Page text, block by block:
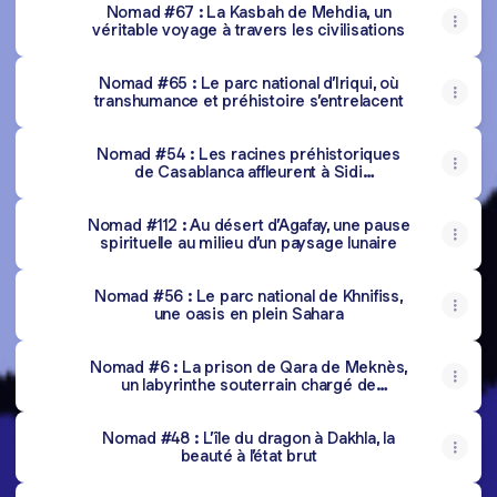
Nomad #67 : La Kasbah de Mehdia, un
véritable voyage à travers les civilisations
Nomad #65 : Le parc national d’Iriqui, où
transhumance et préhistoire s’entrelacent
Nomad #54 : Les racines préhistoriques
de Casablanca affleurent à Sidi
Nomad #112 : Au désert d’Agafay, une pause
spirituelle au milieu d’un paysage lunaire
Nomad #56 : Le parc national de Khnifiss,
une oasis en plein Sahara
Nomad #6 : La prison de Qara de Meknès,
un labyrinthe souterrain chargé de
Nomad #48 : L’île du dragon à Dakhla, la
beauté à l’état brut